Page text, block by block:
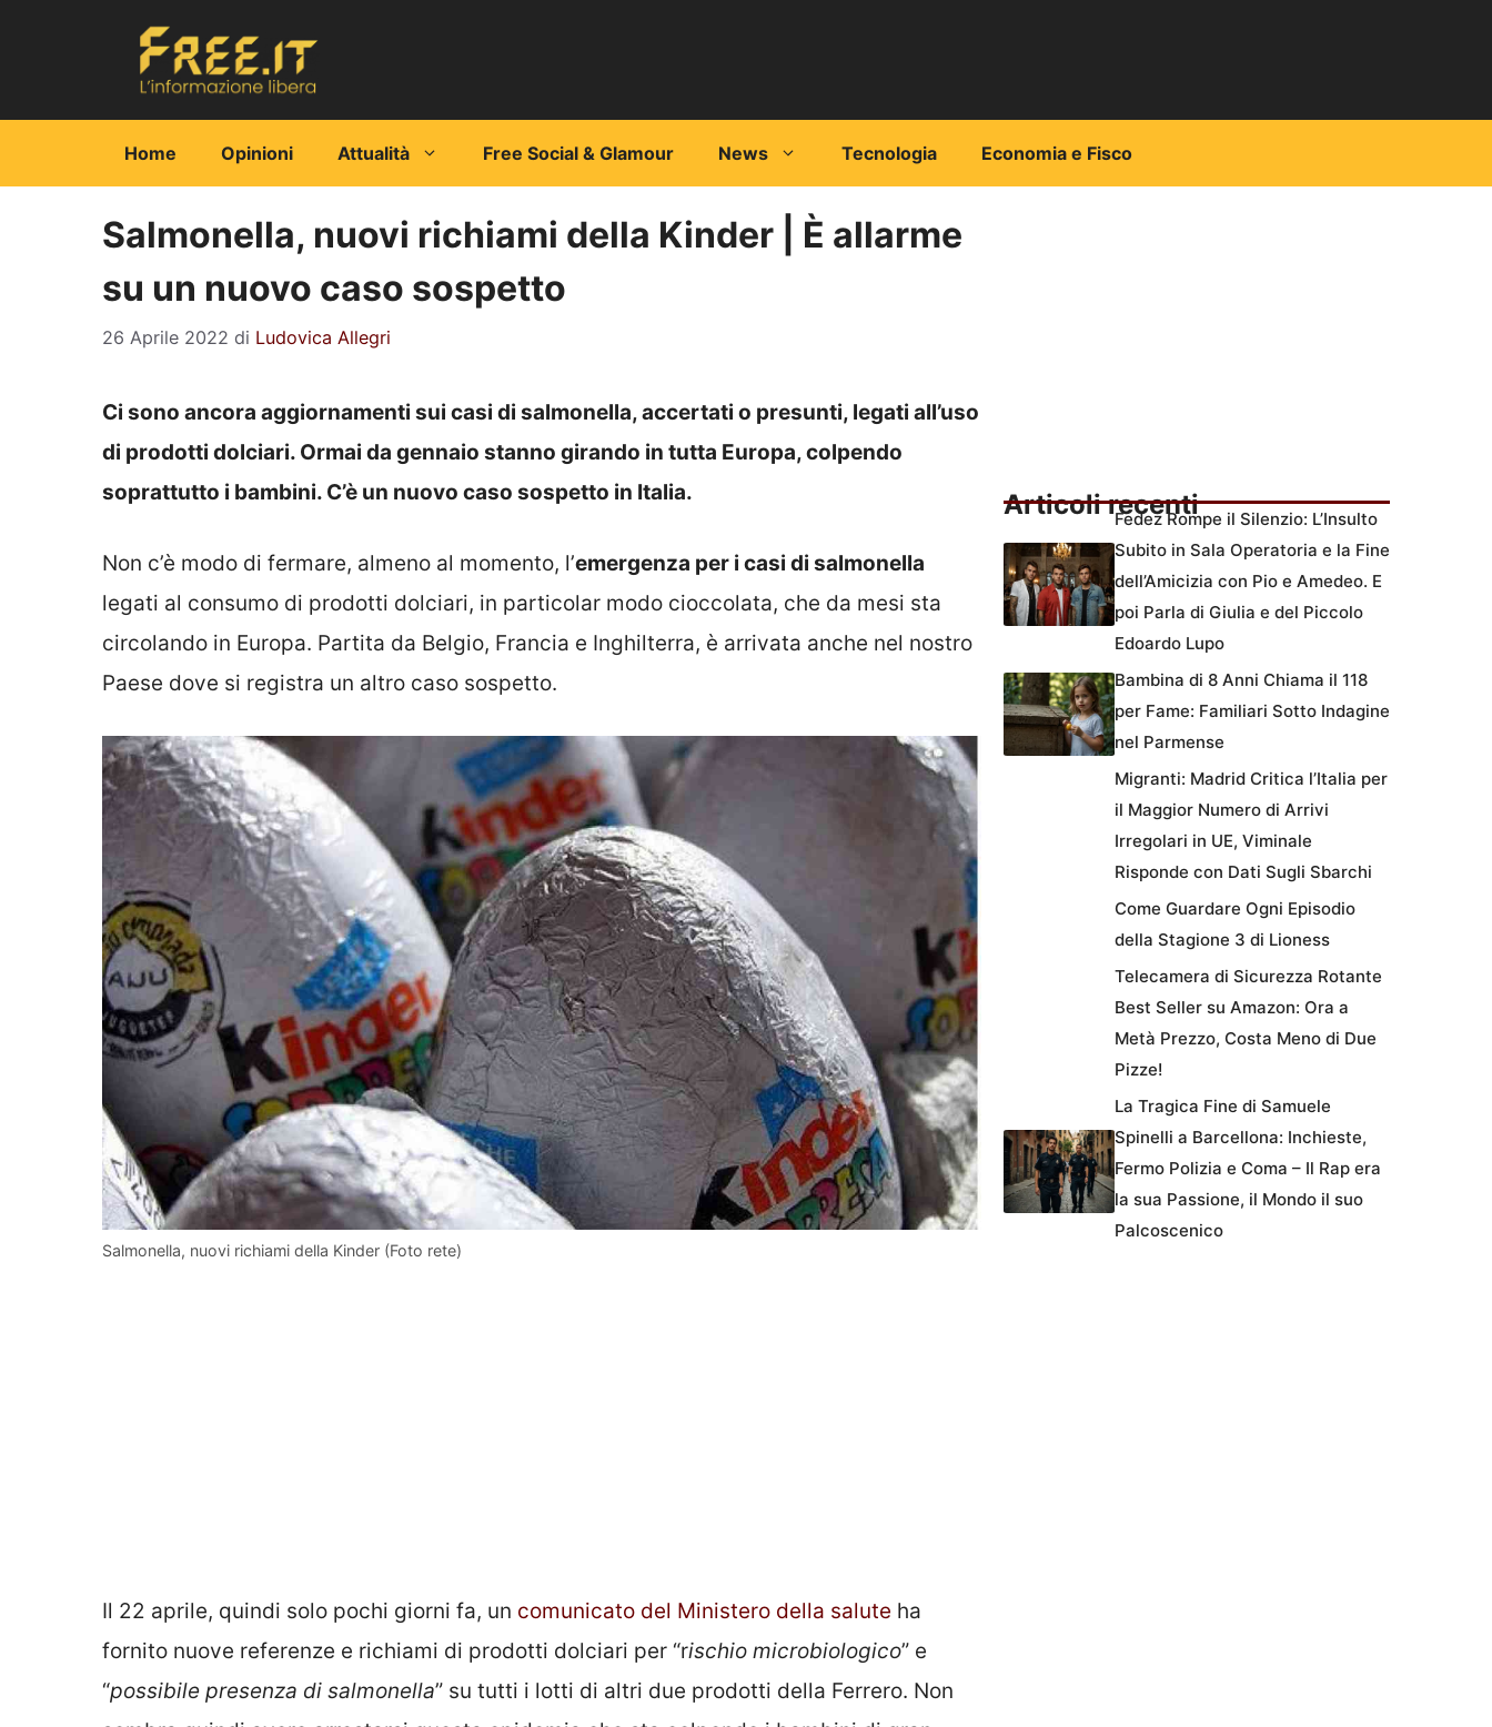
Home Opinioni Attualità Free Social & Glamour News Tecnologia Economia e Fisco
Salmonella, nuovi richiami della Kinder | È allarme
su un nuovo caso sospetto
26 Aprile 2022 di Ludovica Allegri
Ci sono ancora aggiornamenti sui casi di salmonella, accertati o presunti, legati all’uso
di prodotti dolciari. Ormai da gennaio stanno girando in tutta Europa, colpendo
soprattutto i bambini. C’è un nuovo caso sospetto in Italia.
Non c’è modo di fermare, almeno al momento, l’emergenza per i casi di salmonella
legati al consumo di prodotti dolciari, in particolar modo cioccolata, che da mesi sta
circolando in Europa. Partita da Belgio, Francia e Inghilterra, è arrivata anche nel nostro
Paese dove si registra un altro caso sospetto.
Salmonella, nuovi richiami della Kinder (Foto rete)
Il 22 aprile, quindi solo pochi giorni fa, un comunicato del Ministero della salute ha
fornito nuove referenze e richiami di prodotti dolciari per “rischio microbiologico” e
“possibile presenza di salmonella” su tutti i lotti di altri due prodotti della Ferrero. Non
Articoli recentiFedez Rompe il Silenzio: L’Insulto
Subito in Sala Operatoria e la Fine
dell’Amicizia con Pio e Amedeo. E
poi Parla di Giulia e del Piccolo
Edoardo Lupo
Bambina di 8 Anni Chiama il 118
per Fame: Familiari Sotto Indagine
nel Parmense
Migranti: Madrid Critica l’Italia per
il Maggior Numero di Arrivi
Irregolari in UE, Viminale
Risponde con Dati Sugli Sbarchi
Come Guardare Ogni Episodio
della Stagione 3 di Lioness
Telecamera di Sicurezza Rotante
Best Seller su Amazon: Ora a
Metà Prezzo, Costa Meno di Due
Pizze!
La Tragica Fine di Samuele
Spinelli a Barcellona: Inchieste,
Fermo Polizia e Coma – Il Rap era
la sua Passione, il Mondo il suo
Palcoscenico